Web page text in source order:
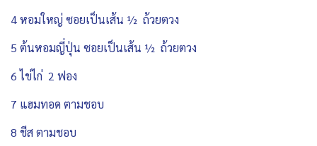
4 หอมใหญ่ ซอยเป็นเส้น ½ ถ้วยตวง
5 ต้นหอมญี่ปุ่น ซอยเป็นเส้น ½ ถ้วยตวง
6 ไข่ไก่ 2 ฟอง
7 แฮมทอด ตามชอบ
8 ชีส ตามชอบ